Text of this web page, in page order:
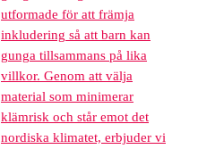
utformade för att främja
inkludering så att barn kan
gunga tillsammans på lika
villkor. Genom att välja
material som minimerar
klämrisk och står emot det
nordiska klimatet, erbjuder vi